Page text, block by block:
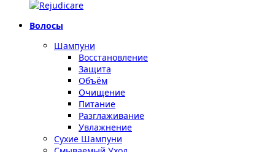
Волосы
Шампуни
Восстановление
Защита
Объём
Очищение
Питание
Разглаживание
Увлажнение
Сухие Шампуни